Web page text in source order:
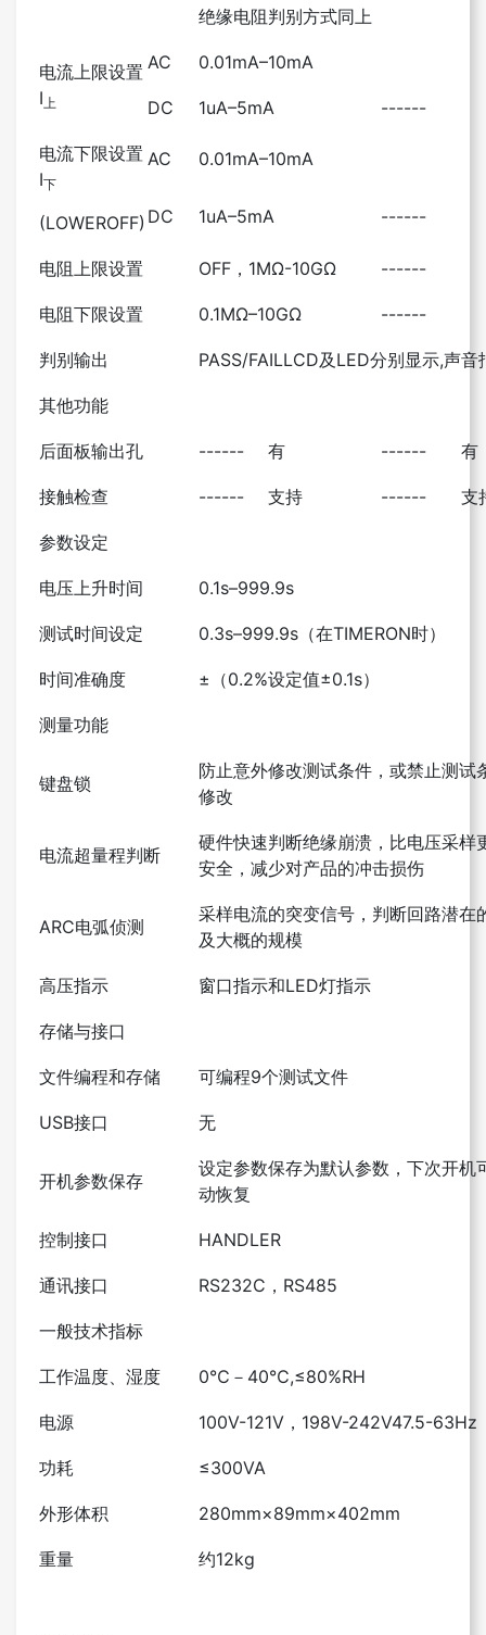
绝缘电阻判别方式同上
电流上限设置
I上
AC 0.01mA–10mA
DC 1uA–5mA ------
电流下限设置
I下
(LOWEROFF)
AC 0.01mA–10mA
DC 1uA–5mA ------
电阻上限设置 OFF，1MΩ-10GΩ ------
电阻下限设置 0.1MΩ–10GΩ ------
判别输出 PASS/FAILLCD及LED分别显示,声音
其他功能
后面板输出孔 ------ 有 ------ 有
接触检查 ------ 支持 ------ 支
参数设定
电压上升时间 0.1s–999.9s
测试时间设定 0.3s–999.9s（在TIMERON时）
时间准确度 ±（0.2%设定值±0.1s）
测量功能
键盘锁
防止意外修改测试条件，或禁止测试
修改
电流超量程判断
硬件快速判断绝缘崩溃，比电压采样
安全，减少对产品的冲击损伤
ARC电弧侦测
采样电流的突变信号，判断回路潜在
及大概的规模
高压指示 窗口指示和LED灯指示
存储与接口
文件编程和存储 可编程9个测试文件
USB接口 无
开机参数保存
设定参数保存为默认参数，下次开机
动恢复
控制接口 HANDLER
通讯接口 RS232C，RS485
一般技术指标
工作温度、湿度 0℃－40℃,≤80%RH
电源 100V-121V，198V-242V47.5-63Hz
功耗 ≤300VA
外形体积 280mm×89mm×402mm
重量 约12kg